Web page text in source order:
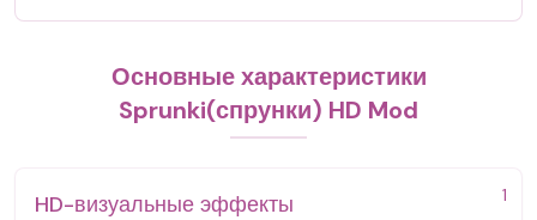
Основные характеристики
Sprunki(спрунки) HD Mod
1
HD-визуальные эффекты